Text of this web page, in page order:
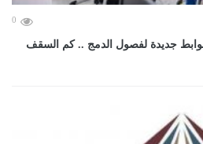
0
ضوابط جديدة لفصول الدمج .. كم السقف